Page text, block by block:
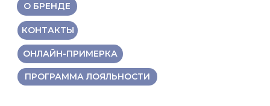
О БРЕНДЕ
КОНТАКТЫ
ОНЛАЙН-ПРИМЕРКА
ПРОГРАММА ЛОЯЛЬНОСТИ